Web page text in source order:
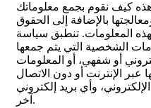
كيف نقوم بجمع معلوماتك
بالإضافة إلى الحقوق
المعلومات. تنطبق سياسة
الشخصية التي يتم جمعها
أو شفهي، أو المعلومات
عبر الإنترنت أو دون الاتصال
وأي بريد إلكتروني
آخر.